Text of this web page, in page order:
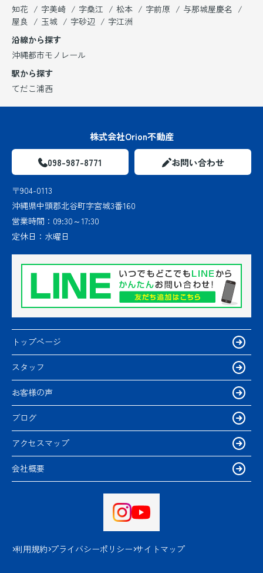
知花
字美崎 字桑江 松本 字前原
与那城屋慶名
屋良
玉城 字砂辺
字江洲
沿線から探す
沖縄都市モノレール
駅から探す
てだこ浦西
株式会社Orion不動産
098-987-8771 お問い合わせ
〒904-0113
沖縄県中頭郡北谷町字宮城3番160
営業時間： 09:30～17:30
定休日： 水曜日
トップページ
スタッフ
お客様の声
ブログ
アクセスマップ
会社概要
利用規約 プライバシーポリシー サイトマップ